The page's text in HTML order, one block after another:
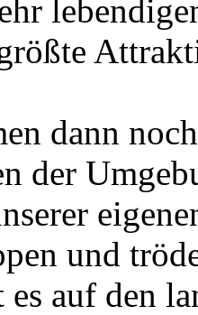
dann
der
und
es auf den